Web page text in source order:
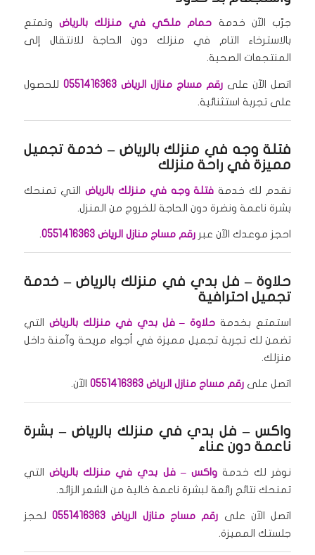
جرّب الآن خدمة حمام ملكي في منزلك بالرياض وتمتع
بالاسترخاء التام في منزلك دون الحاجة للانتقال إلى
المنتجعات الصحية.
اتصل الآن على رقم مساج منازل الرياض 0551416363
للحصول
على تجربة استثنائية.
فتلة وجه في منزلك بالرياض – خدمة تجميل
مميزة في راحة منزلك
نقدم لك خدمة فتلة وجه في منزلك بالرياض التي تمنحك
بشرة ناعمة ونضرة دون الحاجة للخروج من المنزل.
احجز موعدك الآن عبر رقم مساج منازل الرياض 0551416363 .
حلاوة – فل بدي في منزلك بالرياض– خدمة
تجميل احترافية
استمتع بخدمة حلاوة – فل بدي في منزلك بالرياض التي
تضمن لك تجربة تجميل مميزة في أجواء مريحة وآمنة داخل
منزلك.
اتصل على رقم مساج منازل الرياض 0551416363 الآن.
واكس – فل بدي في منزلك بالرياض – بشرة
ناعمة دون عناء
نوفر لك خدمةواكس – فل بدي في منزلك بالرياض التي
تمنحك نتائج رائعة لبشرة ناعمة خالية من الشعر الزائد.
اتصل الآن على رقم مساج منازل الرياض 0551416363
لحجز
جلستك المميزة.